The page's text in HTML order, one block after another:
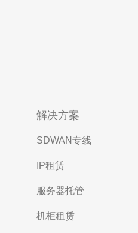
解决方案
SDWAN专线
IP租赁
服务器托管
机柜租赁